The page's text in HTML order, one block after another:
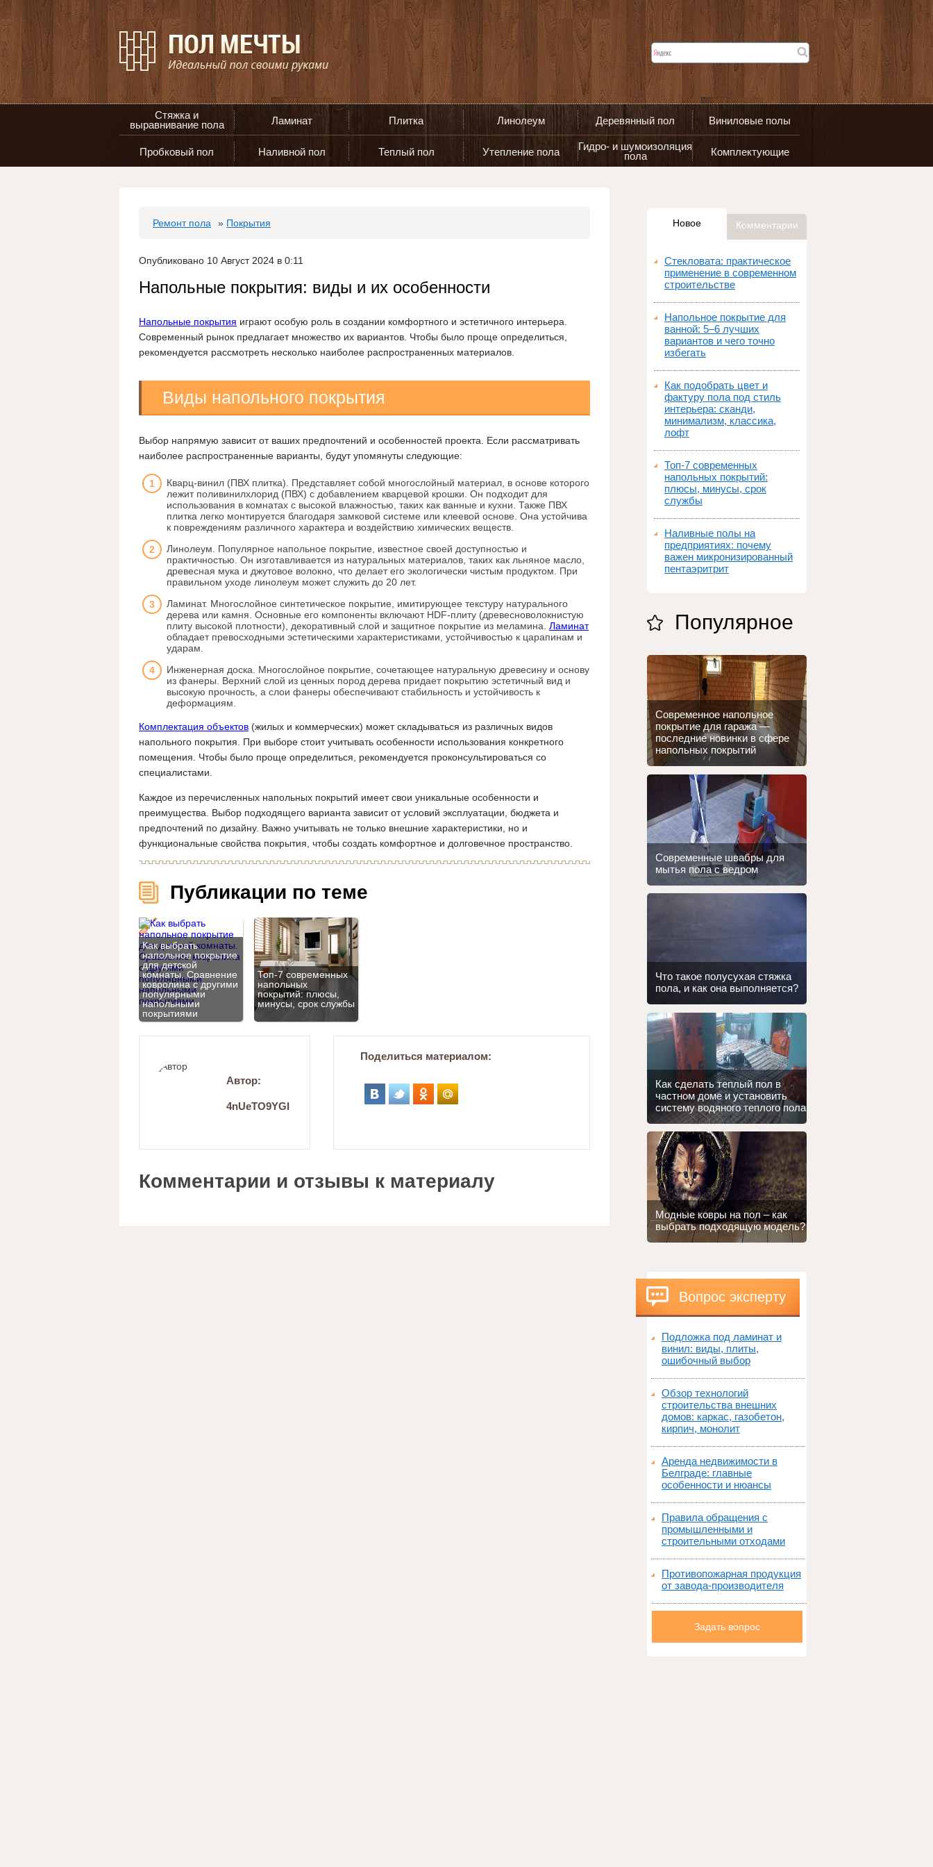
Стяжка и
выравнивание пола
Ламинат Плитка Линолеум Деревянный пол Виниловые полы
Пробковый пол Наливной пол Теплый пол Утепление пола
Гидро- и шумоизоляция
пола
Комплектующие
Ремонт пола » Покрытия
Опубликовано 10 Август 2024 в 0:11
Напольные покрытия: виды и их особенности
Напольные покрытия играют особую роль в создании комфортного и эстетичного интерьера.
Современный рынок предлагает множество их вариантов. Чтобы было проще определиться,
рекомендуется рассмотреть несколько наиболее распространенных материалов.
Виды напольного покрытия
Выбор напрямую зависит от ваших предпочтений и особенностей проекта. Если рассматривать
наиболее распространенные варианты, будут упомянуты следующие:
Кварц-винил (ПВХ плитка). Представляет собой многослойный материал, в основе которого
лежит поливинилхлорид (ПВХ) с добавлением кварцевой крошки. Он подходит для
использования в комнатах с высокой влажностью, таких как ванные и кухни. Также ПВХ
плитка легко монтируется благодаря замковой системе или клеевой основе. Она устойчива
к повреждениям различного характера и воздействию химических веществ.
Линолеум. Популярное напольное покрытие, известное своей доступностью и
практичностью. Он изготавливается из натуральных материалов, таких как льняное масло,
древесная мука и джутовое волокно, что делает его экологически чистым продуктом. При
правильном уходе линолеум может служить до 20 лет.
Ламинат. Многослойное синтетическое покрытие, имитирующее текстуру натурального
дерева или камня. Основные его компоненты включают HDF-плиту (древесноволокнистую
плиту высокой плотности), декоративный слой и защитное покрытие из меламина. Ламинат
обладает превосходными эстетическими характеристиками, устойчивостью к царапинам и
ударам.
Инженерная доска. Многослойное покрытие, сочетающее натуральную древесину и основу
из фанеры. Верхний слой из ценных пород дерева придает покрытию эстетичный вид и
высокую прочность, а слои фанеры обеспечивают стабильность и устойчивость к
деформациям.
Комплектация объектов (жилых и коммерческих) может складываться из различных видов
напольного покрытия. При выборе стоит учитывать особенности использования конкретного
помещения. Чтобы было проще определиться, рекомендуется проконсультироваться со
специалистами.
Каждое из перечисленных напольных покрытий имеет свои уникальные особенности и
преимущества. Выбор подходящего варианта зависит от условий эксплуатации, бюджета и
предпочтений по дизайну. Важно учитывать не только внешние характеристики, но и
функциональные свойства покрытия, чтобы создать комфортное и долговечное пространство.
Публикации по теме
Как выбрать
напольное покрытие
для детской
комнаты. Сравнение
ковролина с другими
популярными
напольными
покрытиями
Топ‑7 современных
напольных
покрытий: плюсы,
минусы, срок службы
Автор:
4nUeTO9YGI
Поделиться материалом:
Комментарии и отзывы к материалу
Новое Комментарии
Стекловата: практическое
применение в современном
строительстве
Напольное покрытие для
ванной: 5–6 лучших
вариантов и чего точно
избегать
Как подобрать цвет и
фактуру пола под стиль
интерьера: сканди,
минимализм, классика,
лофт
Топ‑7 современных
напольных покрытий:
плюсы, минусы, срок
службы
Наливные полы на
предприятиях: почему
важен микронизированный
пентаэритрит
Популярное
Современное напольное
покрытие для гаража —
последние новинки в сфере
напольных покрытий
Современные швабры для
мытья пола с ведром
Что такое полусухая стяжка
пола, и как она выполняется?
Как сделать теплый пол в
частном доме и установить
систему водяного теплого пола
Модные ковры на пол – как
выбрать подходящую модель?
Вопрос эксперту
Подложка под ламинат и
винил: виды, плиты,
ошибочный выбор
Обзор технологий
строительства внешних
домов: каркас, газобетон,
кирпич, монолит
Аренда недвижимости в
Белграде: главные
особенности и нюансы
Правила обращения с
промышленными и
строительными отходами
Противопожарная продукция
от завода-производителя
Задать вопрос